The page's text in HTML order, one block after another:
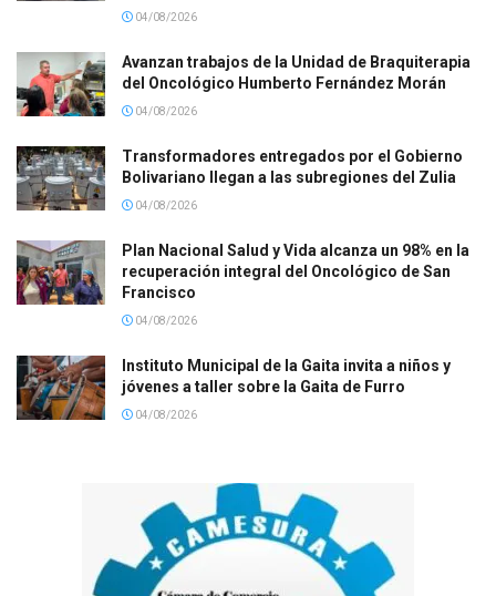
04/08/2026
Avanzan trabajos de la Unidad de Braquiterapia
del Oncológico Humberto Fernández Morán
04/08/2026
Transformadores entregados por el Gobierno
Bolivariano llegan a las subregiones del Zulia
04/08/2026
Plan Nacional Salud y Vida alcanza un 98% en la
recuperación integral del Oncológico de San
Francisco
04/08/2026
Instituto Municipal de la Gaita invita a niños y
jóvenes a taller sobre la Gaita de Furro
04/08/2026